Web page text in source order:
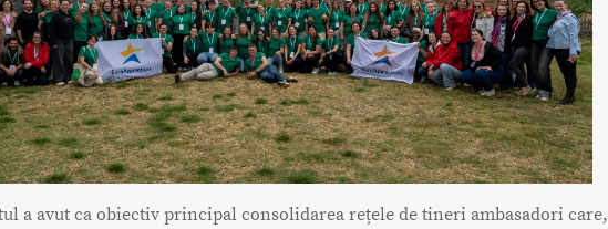
a avut ca obiectiv principal consolidarea rețele de tineri ambasadori care,